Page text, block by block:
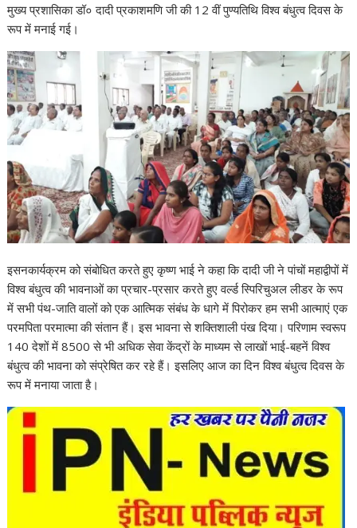
मुख्य प्रशासिका डॉ० दादी प्रकाशमणि जी की 12 वीं पुण्यतिथि विश्व बंधुत्व दिवस के
रूप में मनाई गई।
इसनकार्यक्रम को संबोधित करते हुए कृष्ण भाई ने कहा कि दादी जी ने पांचों महाद्वीपों में
विश्व बंधुत्व की भावनाओं का प्रचार-प्रसार करते हुए वर्ल्ड स्पिरिचुअल लीडर के रूप
में सभी पंथ-जाति वालों को एक आत्मिक संबंध के धागे में पिरोकर हम सभी आत्माएं एक
परमपिता परमात्मा की संतान हैं। इस भावना से शक्तिशाली पंख दिया। परिणाम स्वरूप
140 देशों में 8500 से भी अधिक सेवा केंद्रों के माध्यम से लाखों भाई-बहनें विश्व
बंधुत्व की भावना को संप्रेषित कर रहे हैं। इसलिए आज का दिन विश्व बंधुत्व दिवस के
रूप में मनाया जाता है।